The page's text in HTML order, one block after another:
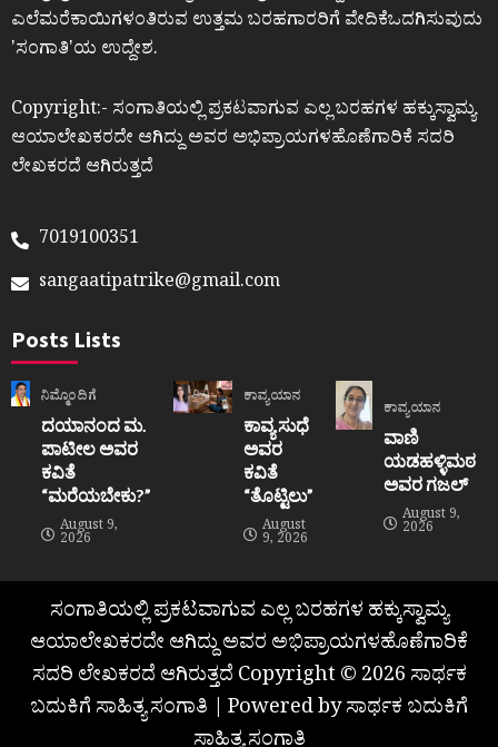
ಎಲೆಮರೆಕಾಯಿಗಳಂತಿರುವ ಉತ್ತಮ ಬರಹಗಾರರಿಗೆ ವೇದಿಕೆಒದಗಿಸುವುದು
ʼಸಂಗಾತಿʼಯ ಉದ್ದೇಶ.
Copyright:- ಸಂಗಾತಿಯಲ್ಲಿ ಪ್ರಕಟವಾಗುವ ಎಲ್ಲ ಬರಹಗಳ ಹಕ್ಕುಸ್ವಾಮ್ಯ
ಆಯಾಲೇಖಕರದೇ ಆಗಿದ್ದು ಅವರ ಅಭಿಪ್ರಾಯಗಳಹೊಣೆಗಾರಿಕೆ ಸದರಿ
ಲೇಖಕರದೆ ಆಗಿರುತ್ತದೆ
7019100351
sangaatipatrike@gmail.com
Posts Lists
ನಿಮ್ಮೊಂದಿಗೆ
ದಯಾನಂದ ಮ.
ಪಾಟೀಲ ಅವರ
ಕವಿತೆ
“ಮರೆಯಬೇಕು?”
August 9,
2026
ಕಾವ್ಯಯಾನ
ಕಾವ್ಯ ಸುಧೆ
ಅವರ
ಕವಿತೆ
“ತೊಟ್ಟಿಲು”
August
9, 2026
ಕಾವ್ಯಯಾನ
ವಾಣಿ
ಯಡಹಳ್ಳಿಮಠ
ಅವರ ಗಜಲ್
August 9,
2026
ಸಂಗಾತಿಯಲ್ಲಿ ಪ್ರಕಟವಾಗುವ ಎಲ್ಲ ಬರಹಗಳ ಹಕ್ಕುಸ್ವಾಮ್ಯ
ಆಯಾಲೇಖಕರದೇ ಆಗಿದ್ದು ಅವರ ಅಭಿಪ್ರಾಯಗಳಹೊಣೆಗಾರಿಕೆ
ಸದರಿ ಲೇಖಕರದೆ ಆಗಿರುತ್ತದೆ Copyright © 2026 ಸಾರ್ಥಕ
ಬದುಕಿಗೆ ಸಾಹಿತ್ಯ ಸಂಗಾತಿ | Powered by ಸಾರ್ಥಕ ಬದುಕಿಗೆ